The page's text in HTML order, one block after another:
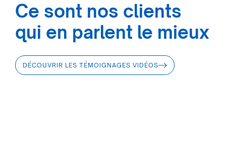
Ce sont nos clients
qui en parlent le mieux
DÉCOUVRIR LES TÉMOIGNAGES VIDÉOS